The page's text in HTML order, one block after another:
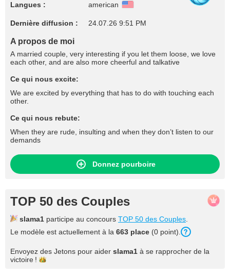
Langues : american
Dernière diffusion : 24.07.26 9:51 PM
A propos de moi
A married couple, very interesting if you let them loose, we love
each other, and are also more cheerful and talkative
Ce qui nous excite:
We are excited by everything that has to do with touching each
other.
Ce qui nous rebute:
When they are rude, insulting and when they don’t listen to our
demands
Donnez pourboire
TOP 50 des Couples
slama1 participe au concours TOP 50 des Couples
Le modèle est actuellement à la 663 place (0 point).
Envoyez des Jetons pour aider slama1 à se rapprocher de la
victoire !